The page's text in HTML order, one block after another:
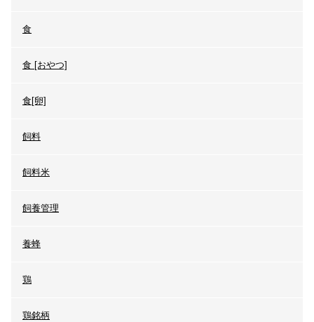
食
食 [おやつ]
食[卵]
飼料
飼料米
飼養管理
養蜂
鶏
鶏銘柄